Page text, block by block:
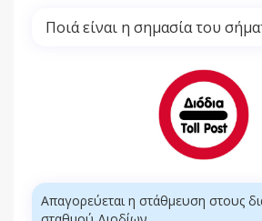
Ποιά είναι η σημασία του
Απαγορεύεται η στάθμευση στους